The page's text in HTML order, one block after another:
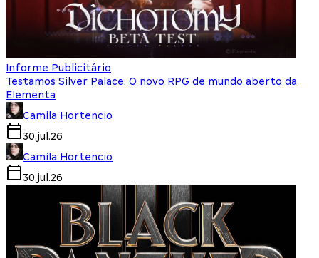
Informe Publicitário
Testamos Silver Palace: O novo RPG de mundo aberto da
Elementa
Camila Hortencio
30.jul.26
Camila Hortencio
30.jul.26